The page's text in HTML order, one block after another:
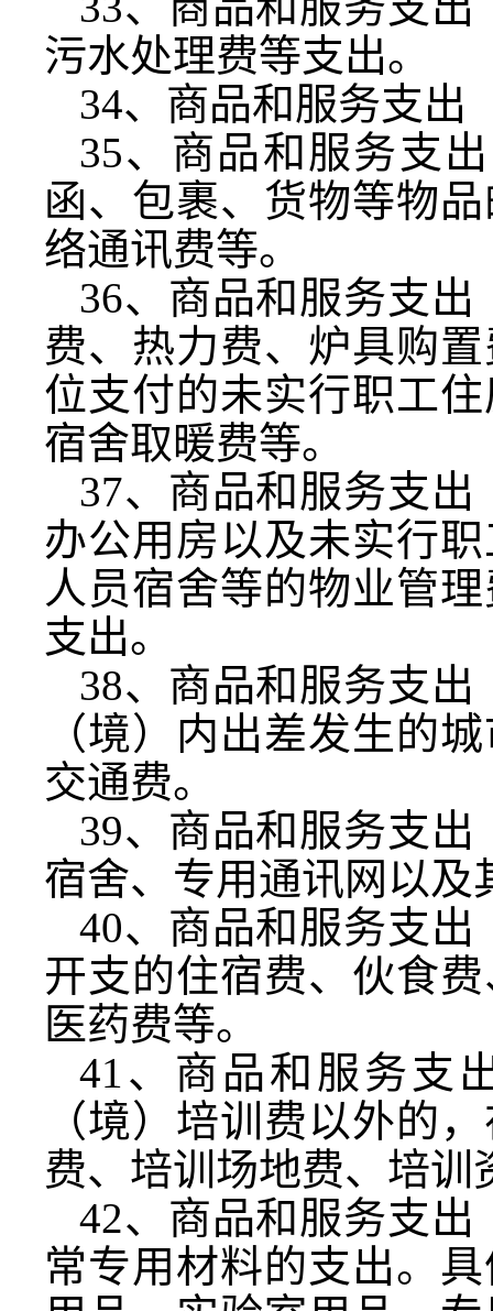
污水处理费等支出。
34、商品和服务支出
35、商品和服务支
函、包裹、货物等物
络通讯费等。
36、商品和服务支
费、热力费、炉具购
位支付的未实行职工
宿舍取暖费等。
37、商品和服务支
办公用房以及未实行
人员宿舍等的物业管
支出。
38、商品和服务支
（境）内出差发生的
交通费。
39、商品和服务支
宿舍、专用通讯网以及
40、商品和服务支
开支的住宿费、伙食
医药费等。
41 、商品和服务支
（境）培训费以外的
费、培训场地费、培
42、商品和服务支
常专用材料的支出。